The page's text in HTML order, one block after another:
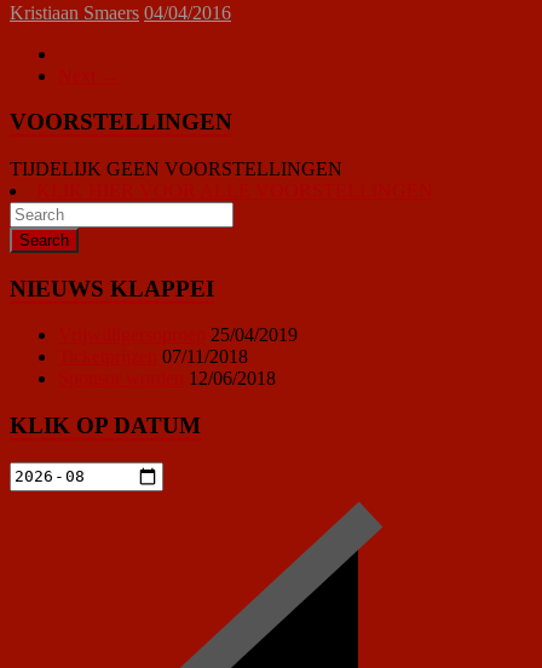
Kristiaan Smaers 04/04/2016
VOORSTELLINGEN
TIJDELIJK GEEN VOORSTELLINGEN
NIEUWS KLAPPEI
25/04/2019
07/11/2018
12/06/2018
KLIK OP DATUM